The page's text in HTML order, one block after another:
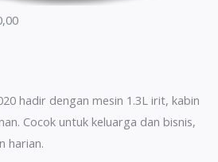
hadir dengan mesin 1.3L irit, kabin
Cocok untuk keluarga dan bisnis,
harian.